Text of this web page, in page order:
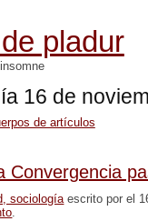
pladur
16 de
de artículos
Convergencia
sociologíaescrito por el
.